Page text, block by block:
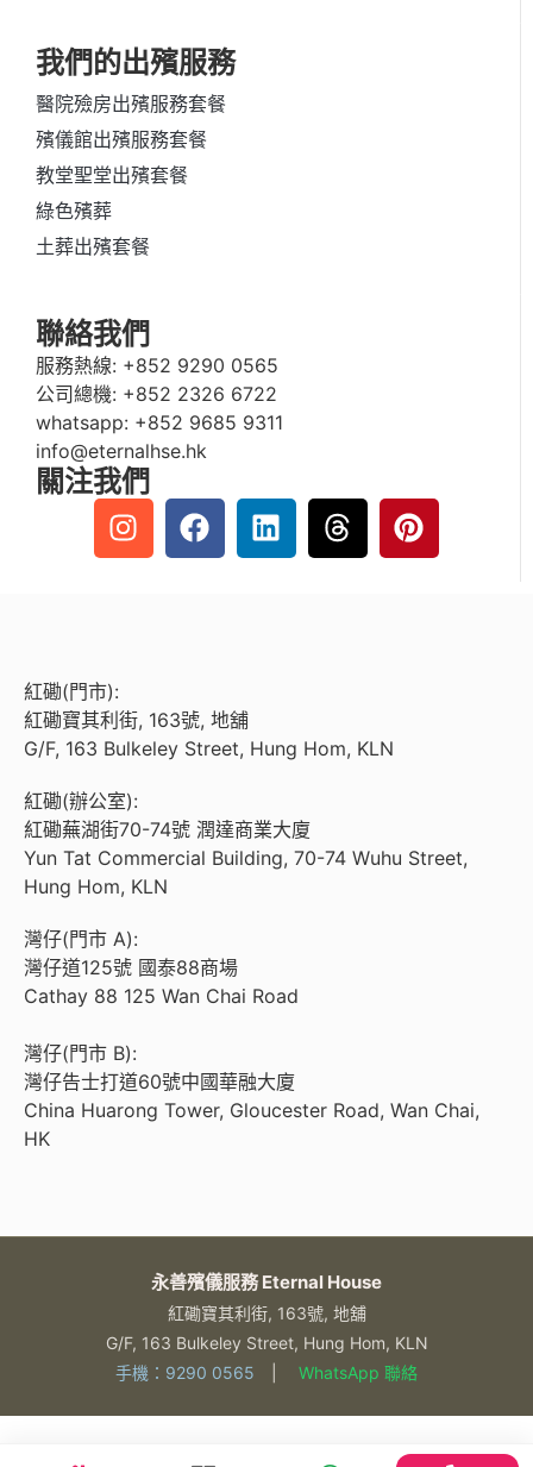
我們的出殯服務
醫院殮房出殯服務套餐
殯儀館出殯服務套餐
教堂聖堂出殯套餐
綠色殯葬
土葬出殯套餐
聯絡我們
服務熱線: +852 9290 0565
公司總機: +852 2326 6722
whatsapp: +852 9685 9311
info@eternalhse.hk
關注我們
紅磡(門市):
紅磡寶其利街, 163號, 地舖
G/F, 163 Bulkeley Street, Hung Hom, KLN
紅磡(辦公室):
紅磡蕪湖街70-74號 潤達商業大廈
Yun Tat Commercial Building, 70-74 Wuhu Street,
Hung Hom, KLN
灣仔(門市 A):
灣仔道125號 國泰88商場
Cathay 88 125 Wan Chai Road
灣仔(門市 B):
灣仔告士打道60號中國華融大廈
China Huarong Tower, Gloucester Road, Wan Chai,
HK
永善殯儀服務 Eternal House
紅磡寶其利街, 163號, 地舖
G/F, 163 Bulkeley Street, Hung Hom, KLN
手機：9290 0565
WhatsApp 聯絡